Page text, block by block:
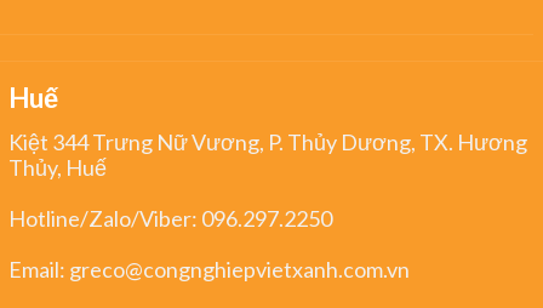
Huế
Kiệt 344 Trưng Nữ Vương, P. Thủy Dương, TX. Hương
Thủy, Huế
Hotline/Zalo/Viber: 096.297.2250
Email: greco@congnghiepvietxanh.com.vn